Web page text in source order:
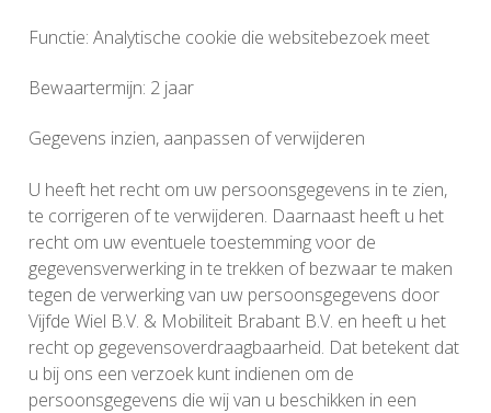
Functie: Analytische cookie die websitebezoek meet
Bewaartermijn: 2 jaar
Gegevens inzien, aanpassen of verwijderen
U heeft het recht om uw persoonsgegevens in te zien,
te corrigeren of te verwijderen. Daarnaast heeft u het
recht om uw eventuele toestemming voor de
gegevensverwerking in te trekken of bezwaar te maken
tegen de verwerking van uw persoonsgegevens door
Vijfde Wiel B.V. & Mobiliteit Brabant B.V. en heeft u het
recht op gegevensoverdraagbaarheid. Dat betekent dat
u bij ons een verzoek kunt indienen om de
persoonsgegevens die wij van u beschikken in een